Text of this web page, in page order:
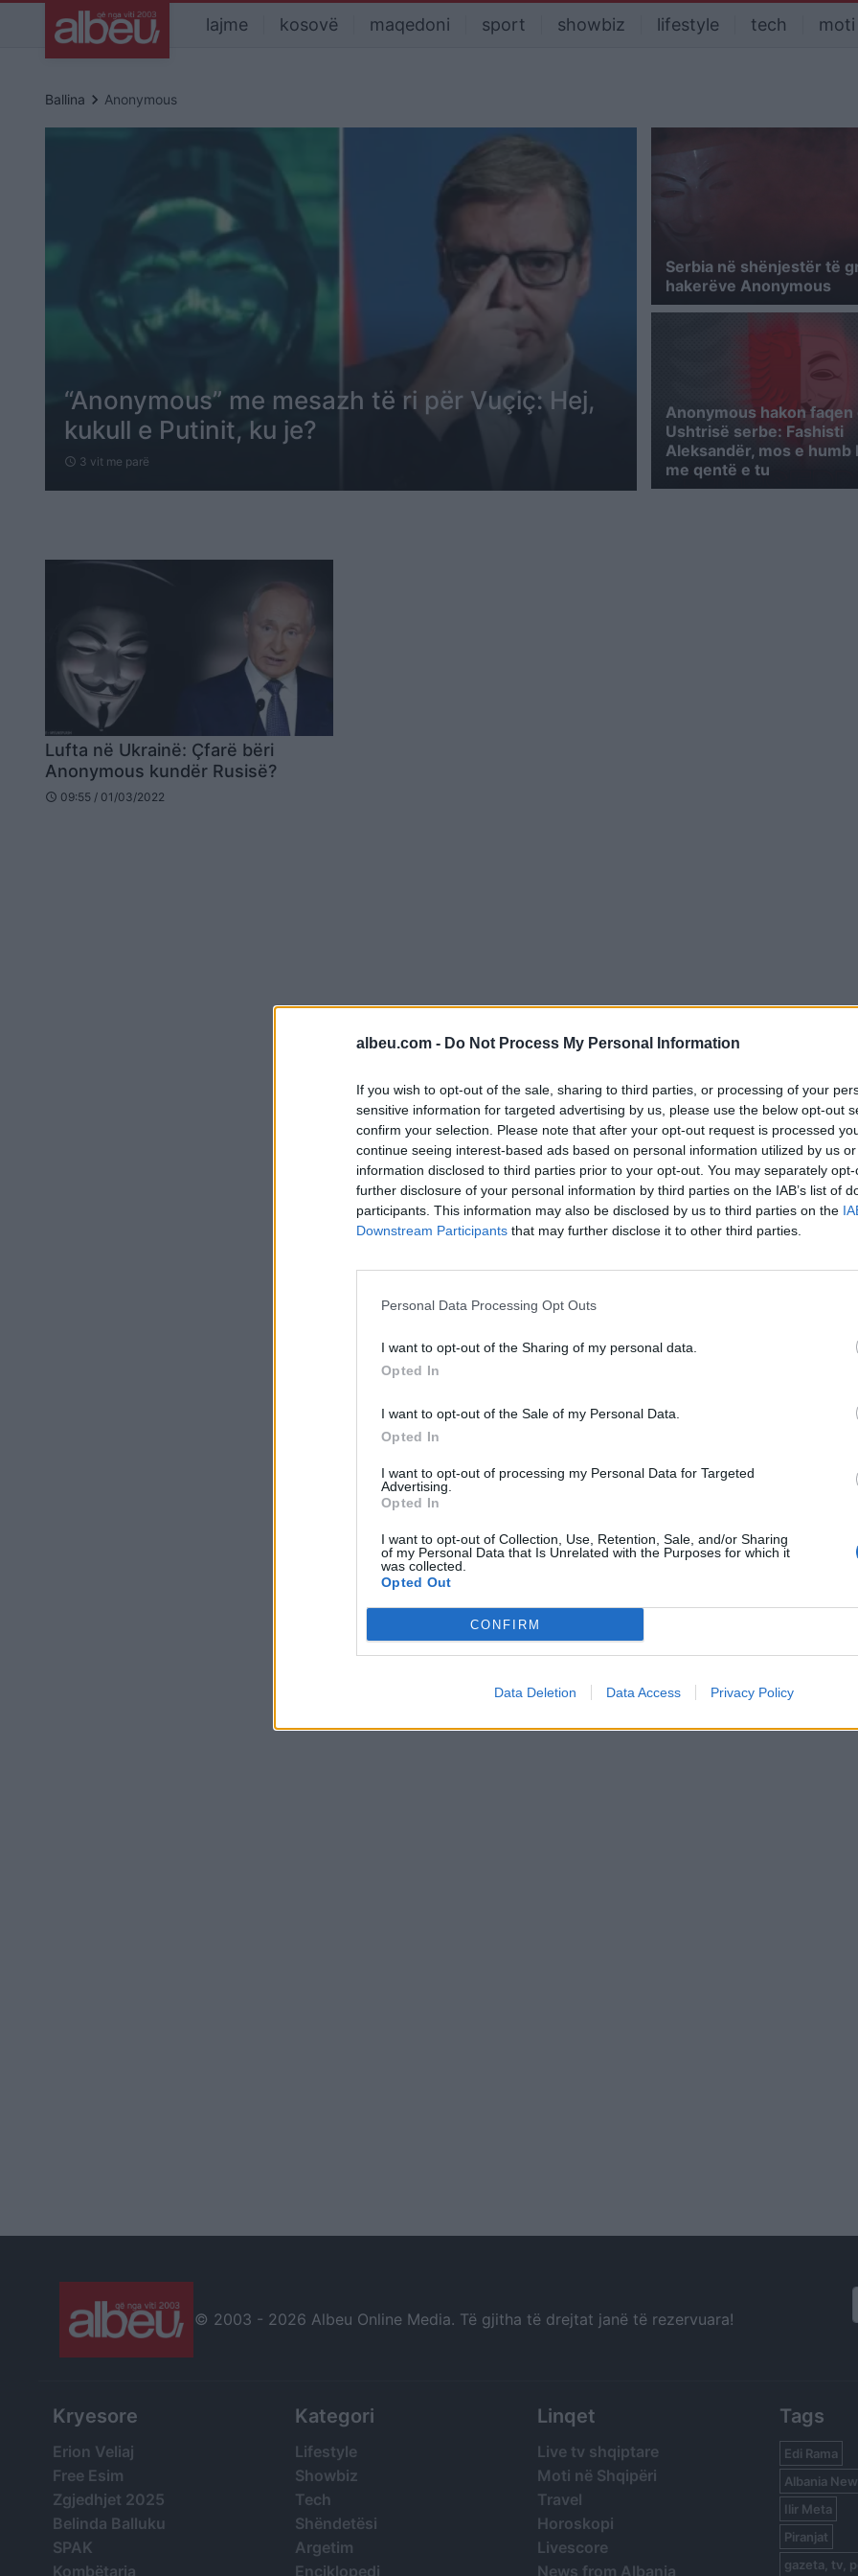
albeu.com - Do Not Process My Personal Information
If you wish to opt-out of the sale, sharing to third parties, or processing of your
sensitive information for targeted advertising by us, please use the below opt-out
confirm your selection. Please note that after your opt-out request is processed
continue seeing interest-based ads based on personal information utilized by us
information disclosed to third parties prior to your opt-out. You may separately
further disclosure of your personal information by third parties on the IAB’s list of
participants. This information may also be disclosed by us to third parties on the
Downstream Participants that may further disclose it to other third parties.
Personal Data Processing Opt Outs
I want to opt-out of the Sharing of my personal data.
Opted In
I want to opt-out of the Sale of my Personal Data.
Opted In
I want to opt-out of processing my Personal Data for Targeted
Advertising.
Opted In
I want to opt-out of Collection, Use, Retention, Sale, and/or Sharing
of my Personal Data that Is Unrelated with the Purposes for which it
was collected.
Opted Out
CONFIRM
Data Deletion Data Access Privacy Policy
lajme kosovë maqedoni sport showbiz lifestyle tech moti
Ballina keyboard_arrow_right Anonymous
“Anonymous” me mesazh të ri për Vuçiç: Hej,
kukull e Putinit, ku je?
schedule 3 vit me parë
Serbia në shënjestër të
hakerëve Anonymous
Anonymous hakon faqen
Ushtrisë serbe: Fashisti
Aleksandër, mos e humb
me qentë e tu
Lufta në Ukrainë: Çfarë bëri
Anonymous kundër Rusisë?
schedule 09:55 / 01/03/2022
© 2003 - 2026 Albeu Online Media. Të gjitha të drejtat janë të rezervuara!
Kryesore
Erion Veliaj
Free Esim
Zgjedhjet 2025
Belinda Balluku
SPAK
Kombëtarja
Kategori
Lifestyle
Showbiz
Tech
Shëndetësi
Argetim
Enciklopedi
Linqet
Live tv shqiptare
Moti në Shqipëri
Travel
Horoskopi
Livescore
News from Albania
Tags
Edi Rama
Albania
Ilir Meta
Piranjat
gazeta, tv,